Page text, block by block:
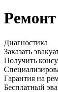
Диагностика
Заказать
Получить
Гарантия на
Бесплатный